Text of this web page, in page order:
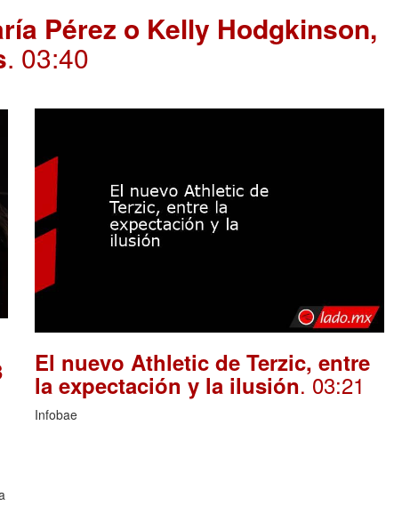
Pérez o Kelly Hodgkinson,
. 03:40
El nuevo Athletic de Terzic, entre
la expectación y la ilusión. 03:21
Infobae